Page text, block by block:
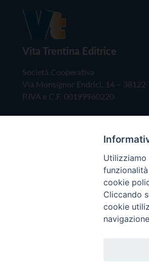
Vita Trentina Editrice
Società Cooperativa
Via Monsignor Endrici, 14 – 38122
P.IVA e C.F. 00199960220
Copyright © 2019 - Tutti i
cookie
Cliccando
cookie